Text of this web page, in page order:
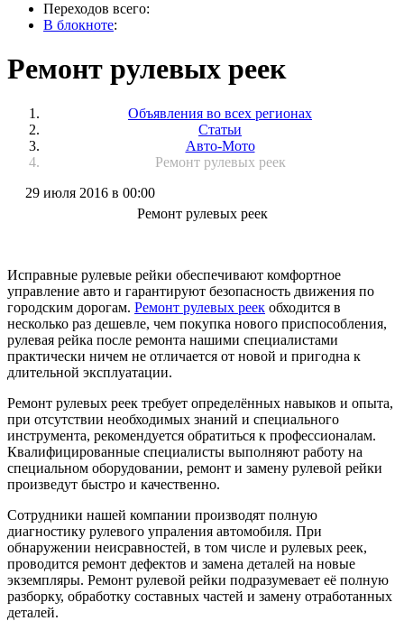
Переходов всего:
В блокноте:
Ремонт рулевых реек
Объявления во всех регионах
Статьи
Авто-Мото
Ремонт рулевых реек
29 июля 2016 в 00:00
Ремонт рулевых реек
Исправные рулевые рейки обеспечивают комфортное
управление авто и гарантируют безопасность движения по
городским дорогам. Ремонт рулевых реек обходится в
несколько раз дешевле, чем покупка нового приспособления,
рулевая рейка после ремонта нашими специалистами
практически ничем не отличается от новой и пригодна к
длительной эксплуатации.
Ремонт рулевых реек требует определённых навыков и опыта,
при отсутствии необходимых знаний и специального
инструмента, рекомендуется обратиться к профессионалам.
Квалифицированные специалисты выполняют работу на
специальном оборудовании, ремонт и замену рулевой рейки
произведут быстро и качественно.
Сотрудники нашей компании производят полную
диагностику рулевого упраления автомобиля. При
обнаружении неисравностей, в том числе и рулевых реек,
проводится ремонт дефектов и замена деталей на новые
экземпляры. Ремонт рулевой рейки подразумевает её полную
разборку, обработку составных частей и замену отработанных
деталей.